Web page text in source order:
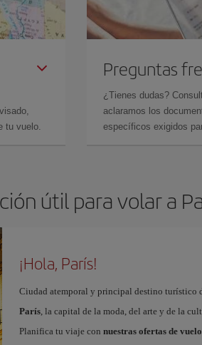
tu vuelo.
Preguntas
¿Tienes dudas?
aclaramos los
específicos exigidos
útil para volar a
¡Hola, París!
Ciudad atemporal y principal destino turístico
París, la capital de la moda, del arte y de la
Planifica tu viaje con nuestras ofertas de